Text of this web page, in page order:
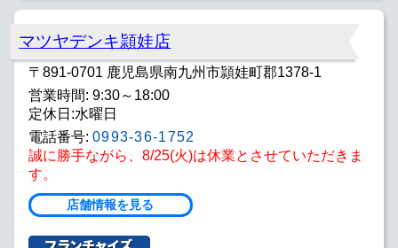
マツヤデンキ頴娃店
〒891-0701 鹿児島県南九州市頴娃町郡1378-1
営業時間: 9:30～18:00
定休日:水曜日
電話番号: 0993-36-1752
誠に勝手ながら、8/25(火)は休業とさせていただきま
す。
店舗情報を見る